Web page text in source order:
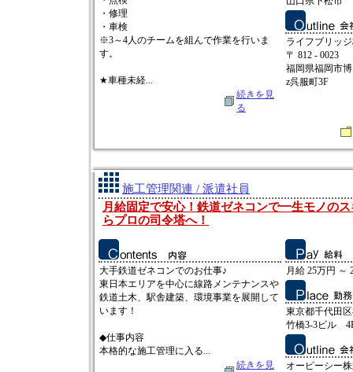
・修理
・車検
※3～4人のチームを組んで作業を行いま
す。
★車種未経...
続きを見
る
ライフブリッ
〒 812 - 0023
福岡県福岡市
z呉服町3F
施工管理関連 / 派遣社員
月給固定で安心！鉄道ゼネコンで一生モノの
らプロの司令塔へ！
大手鉄道ゼネコンでのお仕事♪
東日本エリアを中心に線路メンテナンスや
鉄道土木、駅舎建築、環境事業を展開して
います！
◆仕事内容
本格的な施工管理に入る...
続きを見
月給 25万円 ～
東京都千代田
竹橋3-3ビル
オーピーシー